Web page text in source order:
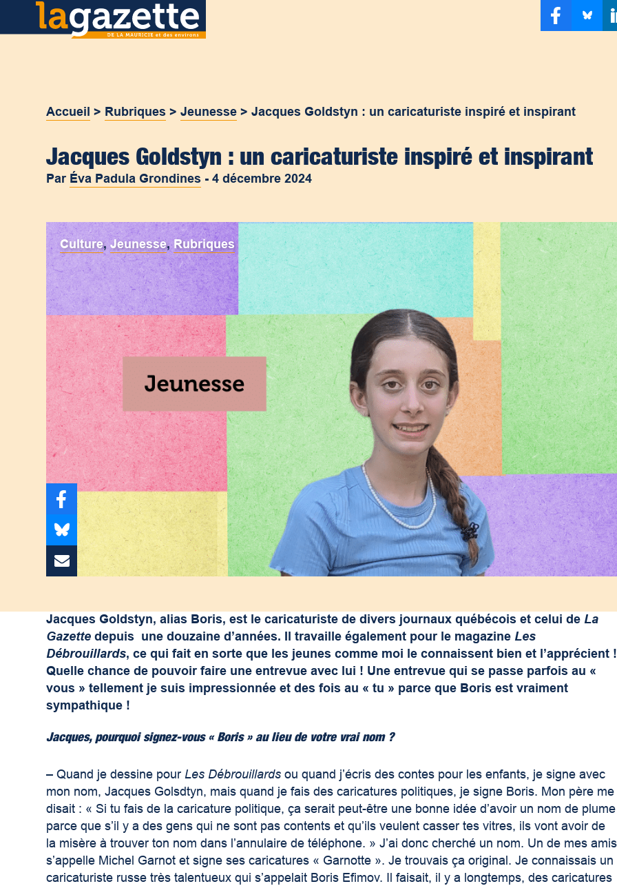
Accueil > Rubriques >Jeunesse >Jacques Goldstyn : un caricaturiste inspiré et inspirant
Jacques Goldstyn : un caricaturiste inspiré et inspirant
Par Éva Padula Grondines -4 décembre 2024
Culture,Jeunesse,Rubriques
Jacques Goldstyn, alias Boris, est le caricaturiste de divers journaux québécois et celui de La
Gazette depuis une douzaine d’années. Il travaille également pour le magazine Les
Débrouillards, ce qui fait en sorte que les jeunes comme moi le connaissent bien et l’apprécient !
Quelle chance de pouvoir faire une entrevue avec lui ! Une entrevue qui se passe parfois au «
vous » tellement je suis impressionnée et des fois au « tu » parce que Boris est vraiment
sympathique !
Jacques, pourquoi signez-vous « Boris » au lieu de votre vrai nom ?
– Quand je dessine pourLes Débrouillards ou quand j’écris des contes pour les enfants, je signe avec
mon nom, Jacques Golsdtyn, mais quand je fais des caricatures politiques, je signe Boris. Mon père me
disait : « Si tu fais de la caricature politique, ça serait peut-être une bonne idée d’avoir un nom de plume
parce que s’il y a des gens qui ne sont pas contents et qu’ils veulent casser tes vitres, ils vont avoir de
la misère à trouver ton nom dans l’annulaire de téléphone. » J’ai donc cherché un nom. Un de mes amis
s’appelle Michel Garnot et signe ses caricatures « Garnotte ». Je trouvais ça original. Je connaissais un
caricaturiste russe très talentueux qui s’appelait Boris Efimov. Il faisait, il y a longtemps, des caricatures